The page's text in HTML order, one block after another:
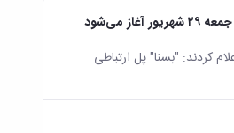
می‌شود
کردند: "بسنا" پل ارتباطی